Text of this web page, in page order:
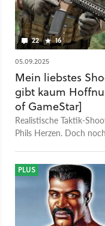
22 16
05.09.2025
Mein liebstes
gibt kaum
of GameStar]
Realistische Taktik-
Phils Herzen. Doch
PLUS